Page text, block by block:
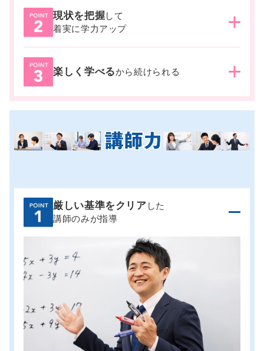
現状を把握して
着実に学力アップ
湘ゼミでは、通塾日ごとに、授業での理解、宿題での
定着、小テストでの計測を繰り返し実施。
の定着度を把握し、次の授業に活かすことで、着実に
学力を伸ばしていきます。
楽しく学べるから続けられる
現状を把握しながら繰り返し学習することで、
着実に
合格へ近付いていることが実感できる
間たちと共に、楽しく学習を継続しながら、合格へと
厳しい基準をクリア した
講師のみが指導